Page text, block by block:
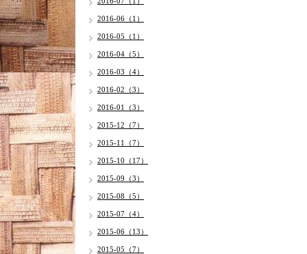
2016-06（1）
2016-05（1）
2016-04（5）
2016-03（4）
2016-02（3）
2016-01（3）
2015-12（7）
2015-11（7）
2015-10（17）
2015-09（3）
2015-08（5）
2015-07（4）
2015-06（13）
2015-05（7）